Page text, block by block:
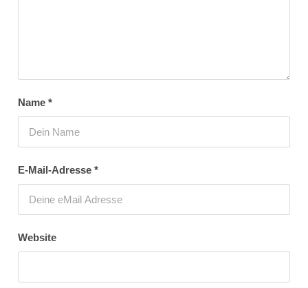
Name *
E-Mail-Adresse *
Website